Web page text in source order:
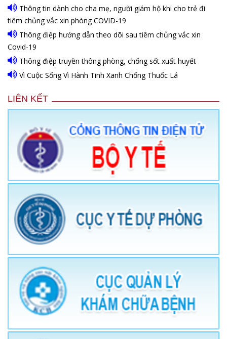
Thông tin dành cho cha mẹ, người giám hộ khi cho trẻ đi
tiêm chủng vắc xin phòng COVID-19
Thông điệp hướng dẫn theo dõi sau tiêm chủng vắc xin
Covid-19
Thông điệp truyền thông phòng, chống sốt xuất huyết
Vì Cuộc Sống Vì Hành Tinh Xanh Chống Thuốc Lá
LIÊN KẾT